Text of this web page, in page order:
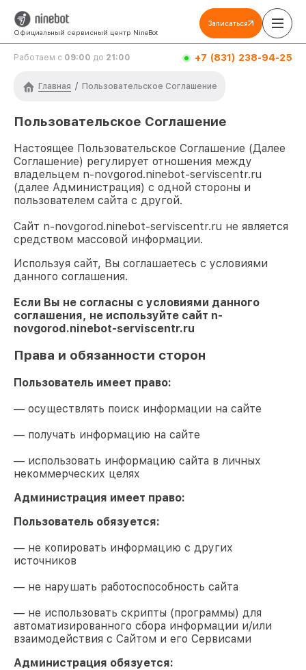
Официальный сервисный центр NineBot
Записаться
Работаем с 09:00 до 21:00 +7 (831) 238-94-25
Главная / Пользовательское Соглашение
Пользовательское Соглашение
Настоящее Пользовательское Соглашение (Далее
Соглашение) регулирует отношения между
владельцем n-novgorod.ninebot-serviscentr.ru
(далее Администрация) с одной стороны и
пользователем сайта с другой.
Сайт n-novgorod.ninebot-serviscentr.ru не является
средством массовой информации.
Используя сайт, Вы соглашаетесь с условиями
данного соглашения.
Если Вы не согласны с условиями данного
соглашения, не используйте сайт n-
novgorod.ninebot-serviscentr.ru
Права и обязанности сторон
Пользователь имеет право:
— осуществлять поиск информации на сайте
— получать информацию на сайте
— использовать информацию сайта в личных
некоммерческих целях
Администрация имеет право:
Пользователь обязуется:
— не копировать информацию с других
источников
— не нарушать работоспособность сайта
— не использовать скрипты (программы) для
автоматизированного сбора информации и/или
взаимодействия с Сайтом и его Сервисами
Администрация обязуется: